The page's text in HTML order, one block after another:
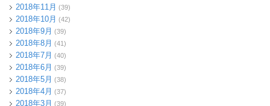
2018年11月 (39)
2018年10月 (42)
2018年9月 (39)
2018年8月 (41)
2018年7月 (40)
2018年6月 (39)
2018年5月 (38)
2018年4月 (37)
2018年3月 (39)